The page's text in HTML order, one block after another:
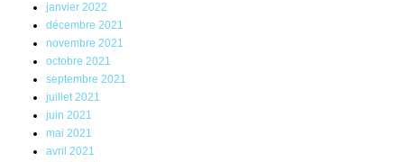
janvier 2022
décembre 2021
novembre 2021
octobre 2021
septembre 2021
juillet 2021
juin 2021
mai 2021
avril 2021